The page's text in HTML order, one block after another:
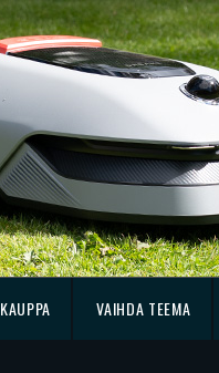
KAUPPA VAIHDA TEEMA